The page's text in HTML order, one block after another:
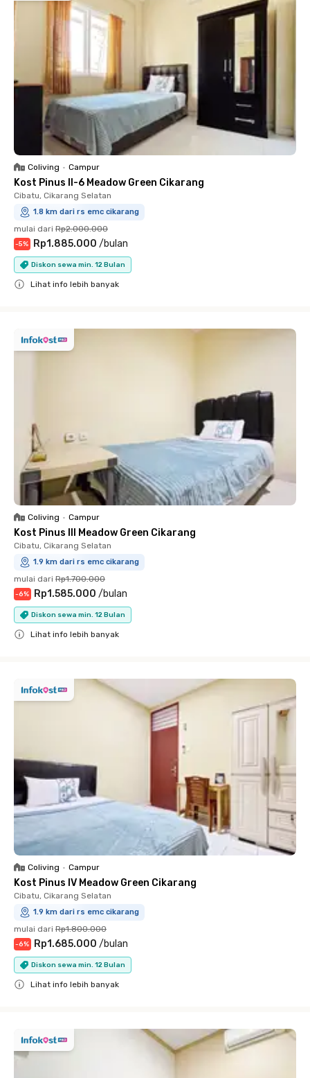
Coliving • Campur
Kost Pinus II-6 Meadow Green Cikarang
Cibatu, Cikarang Selatan
1.8 km dari rs emc cikarang
mulai dari Rp2.000.000
-5% Rp1.885.000 /bulan
Diskon sewa min. 12 Bulan
Lihat info lebih banyak
Coliving • Campur
Kost Pinus III Meadow Green Cikarang
Cibatu, Cikarang Selatan
1.9 km dari rs emc cikarang
mulai dari Rp1.700.000
-6% Rp1.585.000 /bulan
Diskon sewa min. 12 Bulan
Lihat info lebih banyak
Coliving • Campur
Kost Pinus IV Meadow Green Cikarang
Cibatu, Cikarang Selatan
1.9 km dari rs emc cikarang
mulai dari Rp1.800.000
-6% Rp1.685.000 /bulan
Diskon sewa min. 12 Bulan
Lihat info lebih banyak